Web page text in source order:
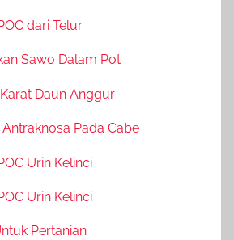
dari Telur
Sawo Dalam Pot
Daun Anggur
Pada Cabe
Urin Kelinci
Urin Kelinci
Pertanian